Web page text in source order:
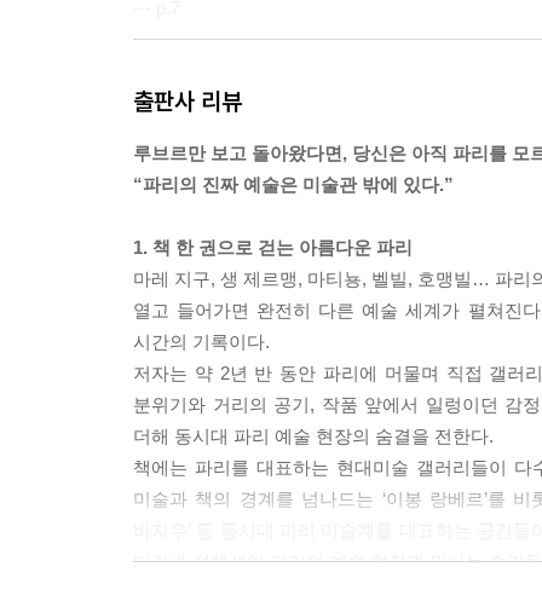
야기하며 우린 겪어보지 못한 시대를 그리워했다
--- p.41
이러한 기준들이 좋은 갤러리를 가려내는 데 충분
--- p.53
좋은 갤러리를 가늠하는 데는 객관적 기준이 있겠
는 묘사가 지나치게 많은 고전 소설 같고, 단어 하
--- p.63
태초의 욕망, 휴식, 본능을 말하는 붉은 회화 시리
는 건 아니라는 생각이 들었다. 우리는 열심히
출판사 리뷰
루브르만 보고 돌아왔다면, 당신은 아직 파리를 모
“파리의 진짜 예술은 미술관 밖에 있다.”
1. 책 한 권으로 걷는 아름다운 파리
마레 지구, 생 제르맹, 마티뇽, 벨빌, 호맹빌… 파리
열고 들어가면 완전히 다른 예술 세계가 펼쳐진
시간의 기록이다.
저자는 약 2년 반 동안 파리에 머물며 직접 갤러
분위기와 거리의 공기, 작품 앞에서 일렁이던 감
더해 동시대 파리 예술 현장의 숨결을 전한다.
책에는 파리를 대표하는 현대미술 갤러리들이 다
미술과 책의 경계를 넘나드는 ‘이봉 랑베르’를
미감과 정체성이 파리의 예술 현장과 만나는 순간